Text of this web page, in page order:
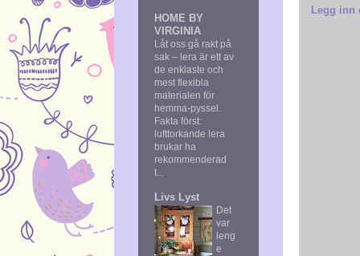
Legg inn
HOME BY
VIRGINIA
Låt oss gå rakt på
sak – lera är ett av
de enklaste och
mest flexibla
materialen för
hemma‑pyssel.
Fakta först:
lufttorkande lera
brukar ha
rekommenderad
t...
Livs Lyst
Det
var
leng
e